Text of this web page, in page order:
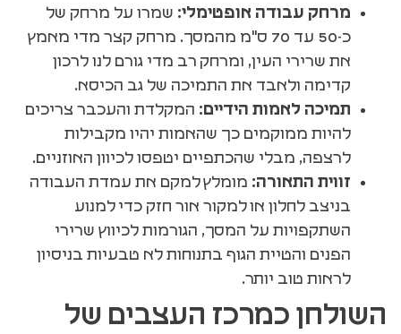
מרחק עבודה אופטימלי: שמרו על מרחק של
כ-50 עד 70 ס"מ מהמסך. מרחק קצר מדי מאמץ
את שרירי העין, ומרחק רב מדי גורם לנו לרכון
קדימה ולאבד את התמיכה של גב הכיסא.
תמיכה לאמות הידיים: המקלדת והעכבר צריכים
להיות ממוקמים כך שהאמות יהיו מקבילות
לרצפה, מבלי שהכתפיים יטפסו לכיוון האוזניים.
זווית התאורה: מומלץ למקם את עמדת העבודה
בניצב לחלון או למקור אור חזק כדי למנוע
השתקפויות על המסך, הגורמות לכיווץ שרירי
הפנים והטיית הגוף בתנוחות לא טבעיות בניסיון
לראות טוב יותר.
השולחן כמרכז העצבים של